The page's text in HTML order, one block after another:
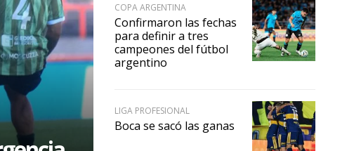
COPA ARGENTINA
Confirmaron las fechas
para definir a tres
campeones del fútbol
argentino
LIGA PROFESIONAL
Boca se sacó las ganas